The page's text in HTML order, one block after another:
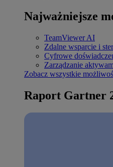
Najważniejsze
TeamViewer AI
Zdalne wsparcie i
Cyfrowe
Zarządzanie
Zobacz wszystkie
Raport Gartner